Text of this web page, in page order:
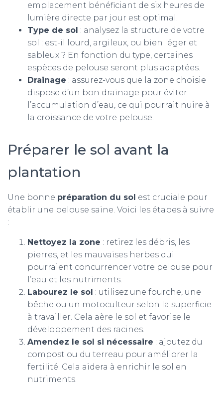
emplacement bénéficiant de six heures de
lumière directe par jour est optimal.
Type de sol : analysez la structure de votre
sol : est-il lourd, argileux, ou bien léger et
sableux ? En fonction du type, certaines
espèces de pelouse seront plus adaptées.
Drainage : assurez-vous que la zone choisie
dispose d’un bon drainage pour éviter
l’accumulation d’eau, ce qui pourrait nuire à
la croissance de votre pelouse.
Préparer le sol avant la
plantation
Une bonne préparation du sol est cruciale pour
établir une pelouse saine. Voici les étapes à suivre
:
Nettoyez la zone : retirez les débris, les
pierres, et les mauvaises herbes qui
pourraient concurrencer votre pelouse pour
l’eau et les nutriments.
Labourez le sol : utilisez une fourche, une
bêche ou un motoculteur selon la superficie
à travailler. Cela aère le sol et favorise le
développement des racines.
Amendez le sol si nécessaire : ajoutez du
compost ou du terreau pour améliorer la
fertilité. Cela aidera à enrichir le sol en
nutriments.